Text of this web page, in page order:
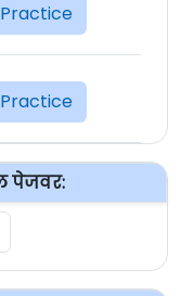
Practice
Practice
पेजवर: